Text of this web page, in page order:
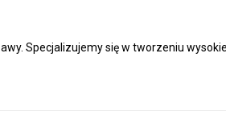
Specjalizujemy się w tworzeniu